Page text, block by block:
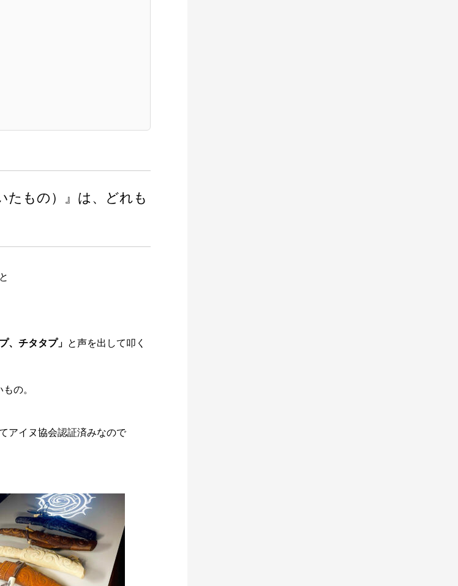
たもの）』は、どれも
、チタタプ」 と声を出して叩く
の。
アイヌ協会認証済みなので